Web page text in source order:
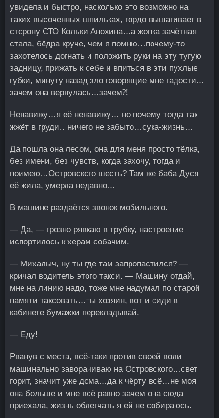
увидела и быстро, насколько это возможно на
таких высоченных шпильках, гордо вышагивает в
сторону СТО Кольки Анохина…а жопка зачётная
стала, бёдра круче, чем я помню…почему-то
захотелось догнать и положить руки на эту тугую
задницу, прижать к себе и впиться в эти пухлые
губки, минуту назад зло говорящие мне гадости…
зачем она вернулась…зачем⁈
Ненавижу…я её ненавижу… но почему тогда так
жжёт в груди…ничего не забыто…сука-жизнь…
Да пошла она лесом, она для меня просто тёлка,
без имени, без чувств, когда захочу, тогда и
поимею…Островского шесть? Там же баба Дуся
её жила, умерла недавно…
В машине раздаётся звонок мобильного.
— Да, — грозно рявкаю в трубку, настроение
испортилось к херам собачим.
— Михалыч, ну ты где там запропастился? —
кричал водитель этого такси. — Машину отдай,
мне на линию надо, тоже мне надумал по старой
памяти таксовать…ты хозяин, вот и сиди в
кабинете бумажки перекладывай.
— Еду!
Рванув с места, всё-таки против своей воли
машинально заворачиваю на Островского…свет
горит, значит уже дома…да к чёрту всё…не моя
она больше и мне всё равно зачем она сюда
приехала, жизнь облегчать я ей не собираюсь.